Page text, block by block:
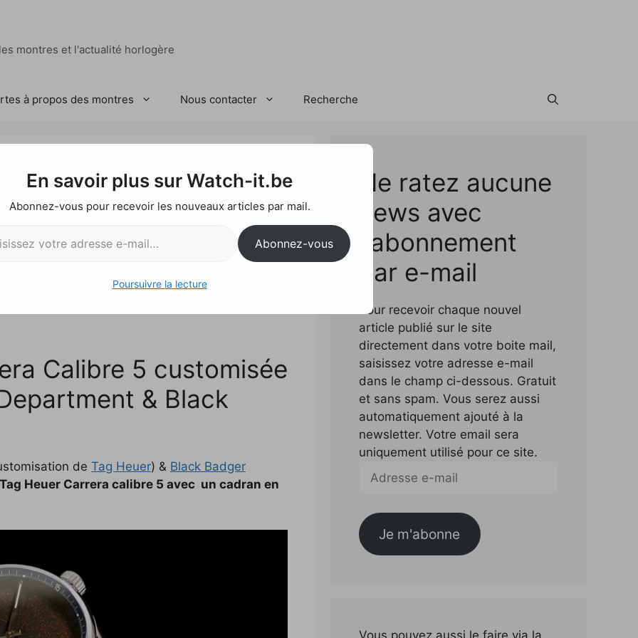
montres et l'actualité horlogère
à propos des montres Nous contacter Recherche
TAG Heuer
un cadran en
Calibre 5 customisée
& Black
de Tag Heuer) & Black Badger
Tag Heuer Carrera calibre 5 avec un cadran en
Ne ratez aucune
news avec
l'abonnement
par e-mail
Pour recevoir chaque nouvel
article publié sur le site
directement dans votre boite mail,
saisissez votre adresse e-mail
dans le champ ci-dessous. Gratuit
et sans spam. Vous serez aussi
automatiquement ajouté à la
newsletter. Votre email sera
uniquement utilisé pour ce site.
e-
Je m'abonne
Vous pouvez aussi le faire via la
En savoir plus sur Watch-it.be
Abonnez-vous pour recevoir les nouveaux articles par mail.
Abonnez-vous
Poursuivre la lecture